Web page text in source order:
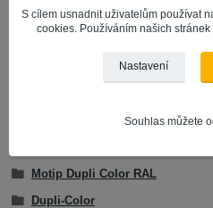
Přiložený obrázek odstínu je
Zboží zařazeno v
BARVY VE SPREJI
Motip Dupli Color RAL
Dupli-Color
S cílem usnadnit uživatelům používat
cookies. Používáním našich
Nastavení
Souhlas můžete